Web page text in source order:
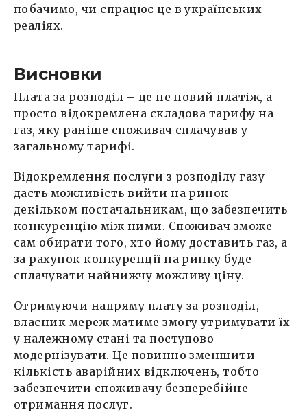
побачимо, чи спрацює це в українських
реаліях.
Висновки
Плата за розподіл – це не новий платіж, а
просто відокремлена складова тарифу на
газ, яку раніше споживач сплачував у
загальному тарифі.
Відокремлення послуги з розподілу газу
дасть можливість вийти на ринок
декільком постачальникам, що забезпечить
конкуренцію між ними. Споживач зможе
сам обирати того, хто йому доставить газ, а
за рахунок конкуренції на ринку буде
сплачувати найнижчу можливу ціну.
Отримуючи напряму плату за розподіл,
власник мереж матиме змогу утримувати їх
у належному стані та поступово
модернізувати. Це повинно зменшити
кількість аварійних відключень, тобто
забезпечити споживачу безперебійне
отримання послуг.